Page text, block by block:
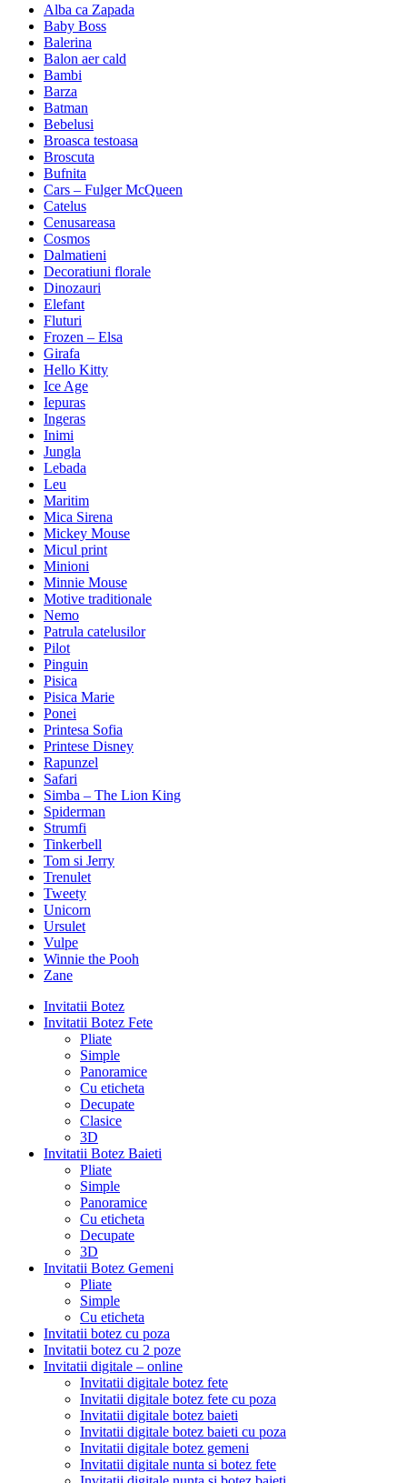
Alba ca Zapada
Baby Boss
Balerina
Balon aer cald
Bambi
Barza
Batman
Bebelusi
Broasca testoasa
Broscuta
Bufnita
Cars – Fulger McQueen
Catelus
Cenusareasa
Cosmos
Dalmatieni
Decoratiuni florale
Dinozauri
Elefant
Fluturi
Frozen – Elsa
Girafa
Hello Kitty
Ice Age
Iepuras
Ingeras
Inimi
Jungla
Lebada
Leu
Maritim
Mica Sirena
Mickey Mouse
Micul print
Minioni
Minnie Mouse
Motive traditionale
Nemo
Patrula catelusilor
Pilot
Pinguin
Pisica
Pisica Marie
Ponei
Printesa Sofia
Printese Disney
Rapunzel
Safari
Simba – The Lion King
Spiderman
Strumfi
Tinkerbell
Tom si Jerry
Trenulet
Tweety
Unicorn
Ursulet
Vulpe
Winnie the Pooh
Zane
Invitatii Botez
Invitatii Botez Fete
Pliate
Simple
Panoramice
Cu eticheta
Decupate
Clasice
3D
Invitatii Botez Baieti
Pliate
Simple
Panoramice
Cu eticheta
Decupate
3D
Invitatii Botez Gemeni
Pliate
Simple
Cu eticheta
Invitatii botez cu poza
Invitatii botez cu 2 poze
Invitatii digitale – online
Invitatii digitale botez fete
Invitatii digitale botez fete cu poza
Invitatii digitale botez baieti
Invitatii digitale botez baieti cu poza
Invitatii digitale botez gemeni
Invitatii digitale nunta si botez fete